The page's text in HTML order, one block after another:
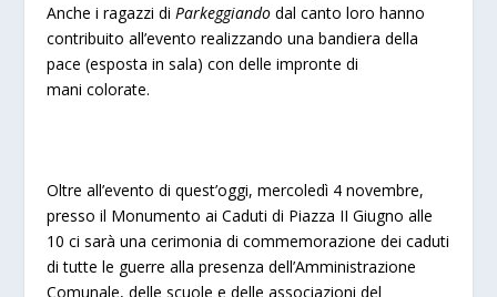
Anche i ragazzi di Parkeggiando dal canto loro hanno
contribuito all’evento realizzando una bandiera della
pace (esposta in sala) con delle impronte di
mani colorate.
Oltre all’evento di quest’oggi, mercoledì 4 novembre,
presso il Monumento ai Caduti di Piazza II Giugno alle
10 ci sarà una cerimonia di commemorazione dei caduti
di tutte le guerre alla presenza dell’Amministrazione
Comunale, delle scuole e delle associazioni del